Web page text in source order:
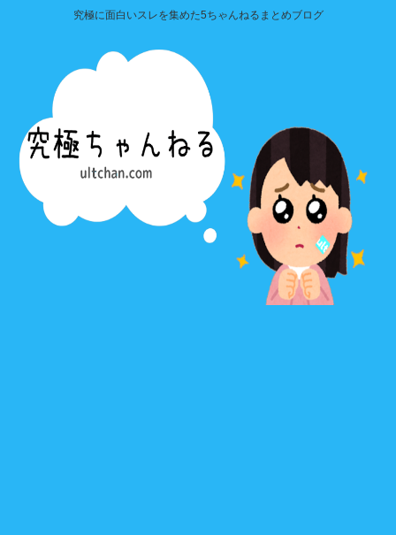
究極に面白いスレを集めた5ちゃんねるまとめブログ